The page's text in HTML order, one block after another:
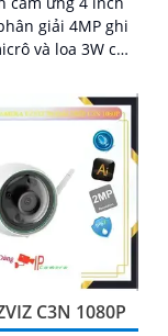
giải 4MP ghi
và loa 3W cho
C3N 1080P